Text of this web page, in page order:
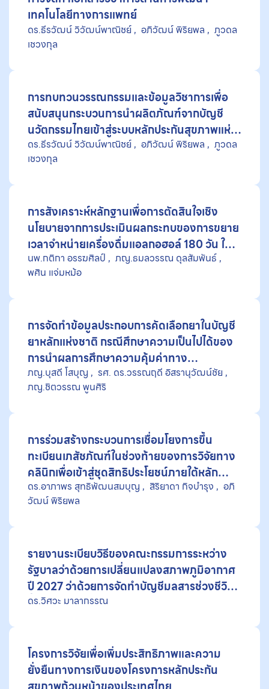
เทคโนโลยีทางการแพทย์
ดร.ธีรวัฒน์ วิวัฒน์พาณิชย์ อภิวัฒน์ พิริยพล
เชวงกุล
การทบทวนวรรณกรรมและข้อมูลวิชาการเพื่อ
สนับสนุนกระบวนการนำผลิตภัณฑ์จากบัญชี
นวัตกรรมไทยเข้าสู่ระบบหลักประกันสุขภาพแห่ง
ชาติ กรณีศึกษานวัตกรรมวัสดุปิดแผล
ดร.ธีรวัฒน์ วิวัฒน์พาณิชย์ อภิวัฒน์ พิริยพล
เชวงกุล
การสังเคราะห์หลักฐานเพื่อการตัดสินใจเชิง
นโยบายจากการประเมินผลกระทบของการขยาย
เวลาจำหน่ายเครื่องดื่มแอลกอฮอล์ 180 วัน ใน
ประเทศไทย
นพ.กติกา อรรฆศิลป์
ภญ.ธมลวรรณ ดุลสัมพันธ์
พศิน แจ่มหม้อ
การจัดทำข้อมูลประกอบการคัดเลือกยาในบัญชี
ยาหลักแห่งชาติ กรณีศึกษาความเป็นไปได้ของ
การนำผลการศึกษาความคุ้มค่าทาง
เศรษฐศาสตร์สาธารณสุขโดยภาคเอกชนมา
ประกอบการพิจารณา
ภญ.บุสดี โสบุญ
รศ. ดร.วรรณฤดี อิสรานุวัฒน์ชัย
ภญ.ชิตวรรณ พูนศิริ
การร่วมสร้างกระบวนการเชื่อมโยงการขึ้น
ทะเบียนเภสัชภัณฑ์ในช่วงท้ายของการวิจัยทาง
คลินิกเพื่อเข้าสู่ชุดสิทธิประโยชน์ภายใต้หลัก
ประกันสุขภาพแห่งชาติ ผ่านการวิจัยเชิงปฏิบัติ
การ
ดร.อาภาพร สุทธิพัฒนสมบุญ สิริยาดา กิจบำรุง
วัฒน์ พิริยพล
รายงานระเบียบวิธีของคณะกรรมการระหว่าง
รัฐบาลว่าด้วยการเปลี่ยนแปลงสภาพภูมิอากาศ
ปี 2027 ว่าด้วยการจัดทำบัญชีมลสารช่วงชีวิต
สั้นที่ส่งผลกระทบต่อสภาพภูมิอากาศ
ดร.วิศวะ มาลากรรณ
โครงการวิจัยเพื่อเพิ่มประสิทธิภาพและความ
ยั่งยืนทางการเงินของโครงการหลักประกัน